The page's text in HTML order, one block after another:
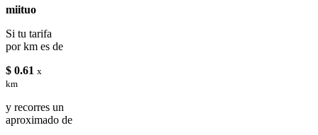
miituo
Si tu tarifa
por km es de
$ 0.61 x
km
y recorres un
aproximado de